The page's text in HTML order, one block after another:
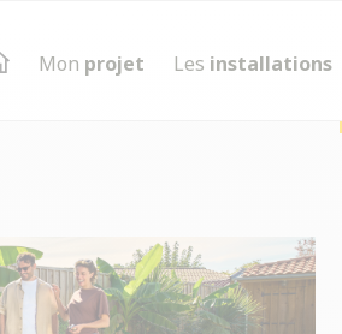
Mon projet Les installations